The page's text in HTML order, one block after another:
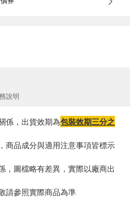
說明
係，出貨效期為包裝效期三分之
商品成分與適用注意事項皆標示
，圖檔略有差異，實際以廠商出
請參照實際商品為準